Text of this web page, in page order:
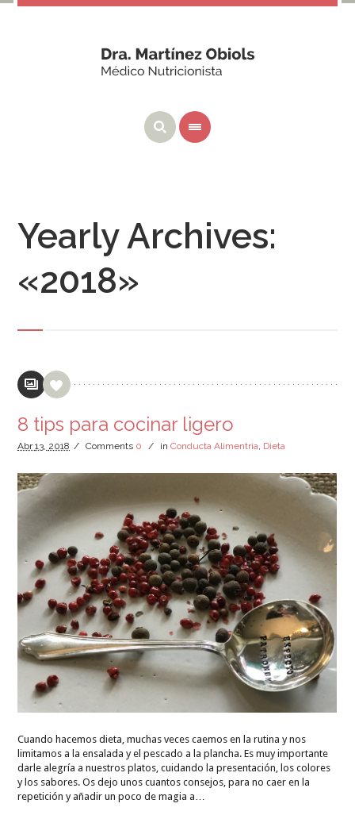
Yearly Archives:
«2018»
8 tips para cocinar ligero
Abr13, 2018 / Comments 0 / inConducta Alimentria, Dieta
Cuando hacemos dieta, muchas veces caemos en la rutina y nos
limitamos a la ensalada y el pescado a la plancha. Es muy importante
darle alegría a nuestros platos, cuidando la presentación, los colores
y los sabores. Os dejo unos cuantos consejos, para no caer en la
repetición y añadir un poco de magia a…